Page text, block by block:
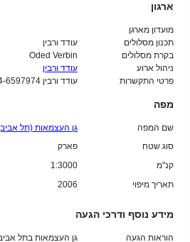
ארגון
מועדון מארגן
תכנון מסלולים
עודד ורבין
בקרת מסלולים
Oded Verbin
ניהול ארוע
עודד ורבין
פרטי התקשרות
עודד ורבין 054-6597974
מפה
שם המפה
גן העצמאות (תל
סוג שטח
פארק
קנ"מ
1:3000
תאריך מיפוי
2006
מידע נוסף ודרכי הגעה
הוראות הגעה
גן העצמאות בתל